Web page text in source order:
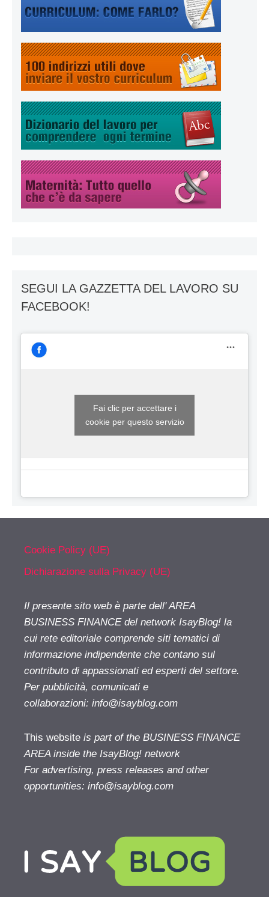
SEGUI LA GAZZETTA DEL LAVORO SU
FACEBOOK!
Fai clic per accettare i
cookie per questo servizio
Cookie Policy (UE)
Dichiarazione sulla Privacy (UE)
Il presente sito web è parte dell' AREA
BUSINESS FINANCE del network IsayBlog! la
cui rete editoriale comprende siti tematici di
informazione indipendente che contano sul
contributo di appassionati ed esperti del settore.
Per pubblicità, comunicati e
collaborazioni: info@isayblog.com
This website is part of the BUSINESS FINANCE
AREA inside the IsayBlog! network
For advertising, press releases and other
opportunities: info@isayblog.com